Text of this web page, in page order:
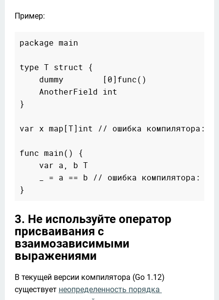
Пример:
package main
type T struct {
    dummy        [0]func()
    AnotherField int
}
var x map[T]int // ошибка компилятора:
func main() {
    var a, b T
_ = a == b // ошибка компилятора:
3. Не используйте оператор
присваивания с
взаимозависимыми
выражениями
В текущей версии компилятора (Go 1.12)
существует неопределенность порядка